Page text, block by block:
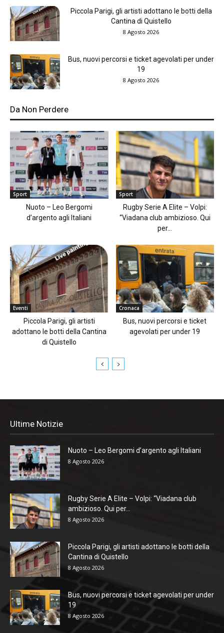
Piccola Parigi, gli artisti adottano le botti della
Cantina di Quistello
8 Agosto 2026
Bus, nuovi percorsi e ticket agevolati per under
19
8 Agosto 2026
Da Non Perdere
Sport
Nuoto – Leo Bergomi
d’argento agli Italiani
Sport
Rugby Serie A Elite – Volpi:
“Viadana club ambizioso. Qui
per...
Eventi
Piccola Parigi, gli artisti
adottano le botti della Cantina
di Quistello
Cronaca
Bus, nuovi percorsi e ticket
agevolati per under 19
Ultime Notizie
Nuoto – Leo Bergomi d’argento agli Italiani
8 Agosto 2026
Rugby Serie A Elite – Volpi: “Viadana club
ambizioso. Qui per...
8 Agosto 2026
Piccola Parigi, gli artisti adottano le botti della
Cantina di Quistello
8 Agosto 2026
Bus, nuovi percorsi e ticket agevolati per under
19
8 Agosto 2026